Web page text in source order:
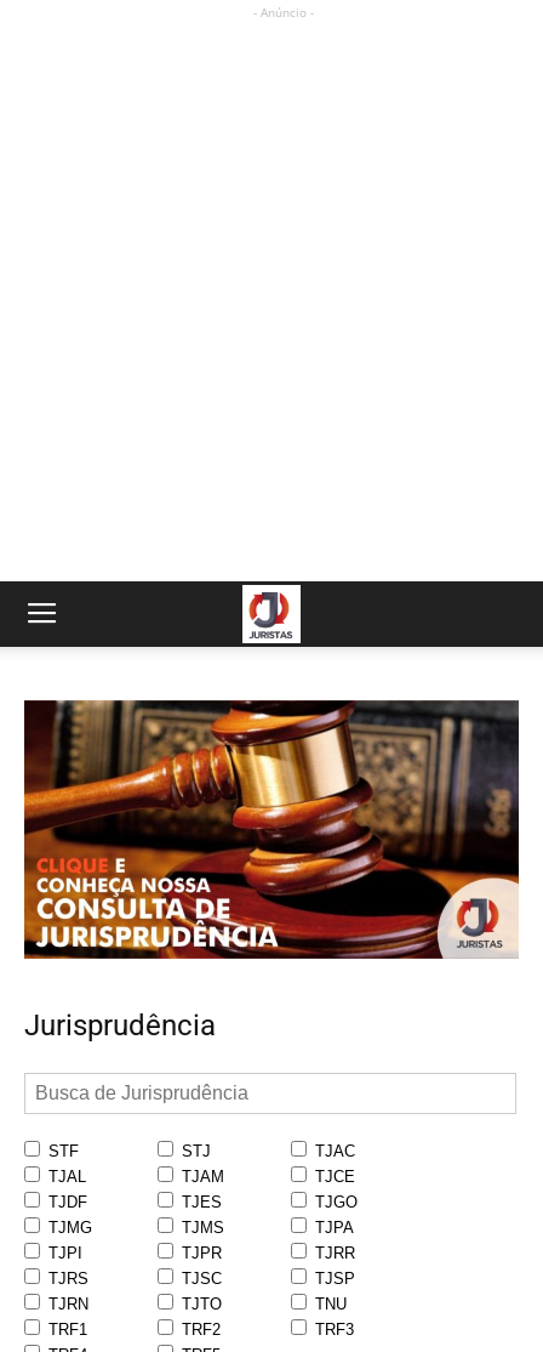
- Anúncio -
Jurisprudência
STF STJ
TJAC
TJAL
TJAM
TJCE
TJDF
TJES
TJGO
TJMG
TJMS
TJPA
TJPI
TJPR
TJRR
TJRS
TJSC
TJSP
TJRN
TJTO
TNU
TRF1
TRF2
TRF3